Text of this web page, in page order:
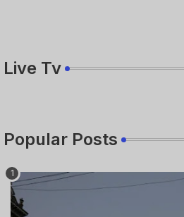
Live Tv
Popular Posts